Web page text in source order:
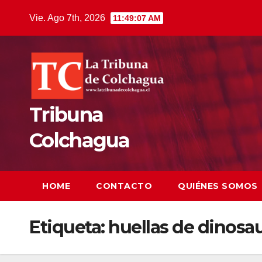
Vie. Ago 7th, 2026 11:49:07 AM
Tribuna
Colchagua
HOME CONTACTO QUIÉNES SOMOS
Etiqueta: huellas de